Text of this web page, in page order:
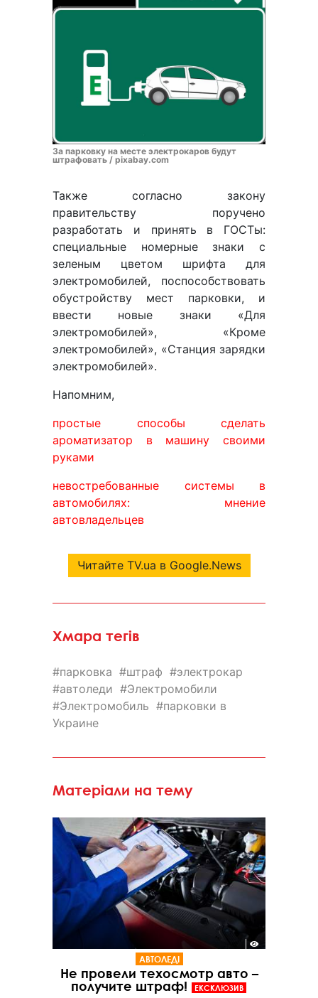
За парковку на месте электрокаров будут
штрафовать / pixabay.com
Также согласно закону
правительству поручено
разработать и принять в ГОСТы:
специальные номерные знаки с
зеленым цветом шрифта для
электромобилей, поспособствовать
обустройству мест парковки, и
ввести новые знаки «Для
электромобилей», «Кроме
электромобилей», «Станция зарядки
электромобилей».
Напомним,
простые способы сделать
ароматизатор в машину своими
руками
невостребованные системы в
автомобилях: мнение
автовладельцев
Читайте TV.ua в Google.News
Хмара тегів
парковка штраф
электрокар
автоледи
Электромобили
Электромобиль
парковки в
Украине
Матеріали на тему
АВТОЛЕДІ
Не провели техосмотр авто –
получите штраф!
ЕКСКЛЮЗИВ